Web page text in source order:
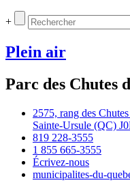
+
Plein air
Parc des Chutes
2575, rang des Chutes
Sainte‑Ursule (QC)
819 228‑3555
1 855 665‑3555
Écrivez‑nous